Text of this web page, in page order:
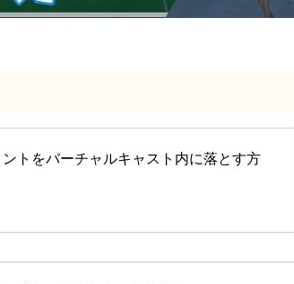
トをバーチャルキャスト内に落とす方